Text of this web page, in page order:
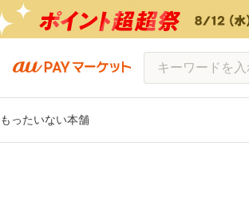
もったいない本舗